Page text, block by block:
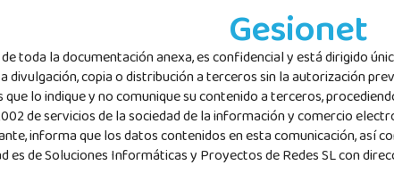
Gesionet
toda la documentación anexa, es confidencial y está dirigido
copia o distribución a terceros sin la autorización
lo indique y no comunique su contenido a terceros,
de servicios de la sociedad de la información y comercio
informa que los datos contenidos en esta comunicación, así
de Soluciones Informáticas y Proyectos de Redes SL con